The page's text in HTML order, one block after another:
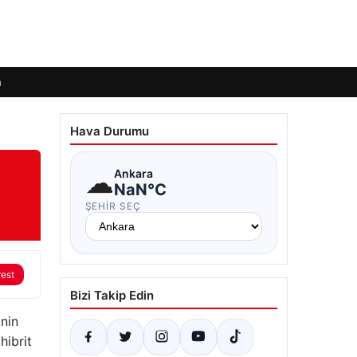
Hava Durumu
☁Ankara
NaN°C
ŞEHIR SEÇ
Bizi Takip Edin